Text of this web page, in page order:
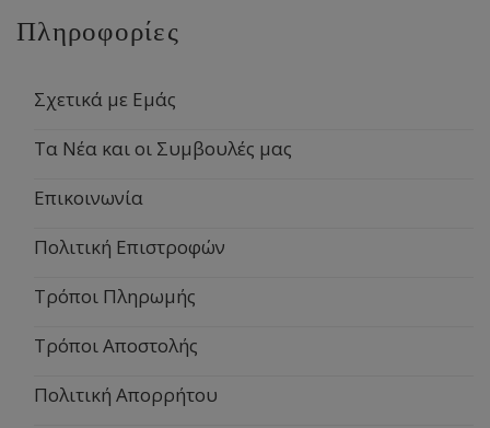
Πληροφορίες
Σχετικά με Εμάς
Τα Νέα και οι Συμβουλές μας
Επικοινωνία
Πολιτική Επιστροφών
Τρόποι Πληρωμής
Τρόποι Αποστολής
Πολιτική Απορρήτου